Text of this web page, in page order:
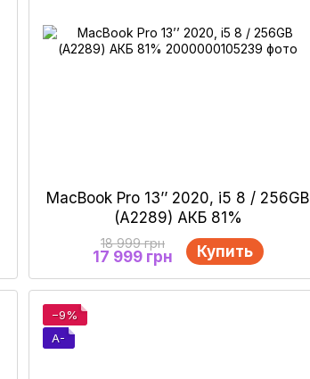
MacBook Pro 13’’ 2020, i5 8 / 256GB
(А2289) АКБ 81%
18 999 грн
17 999 грн Купить
−9%
A-